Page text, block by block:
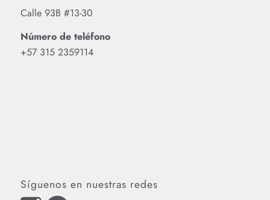
Calle 93B #13-30
Número de teléfono
‪+57 315 2359114‬
Síguenos en nuestras redes